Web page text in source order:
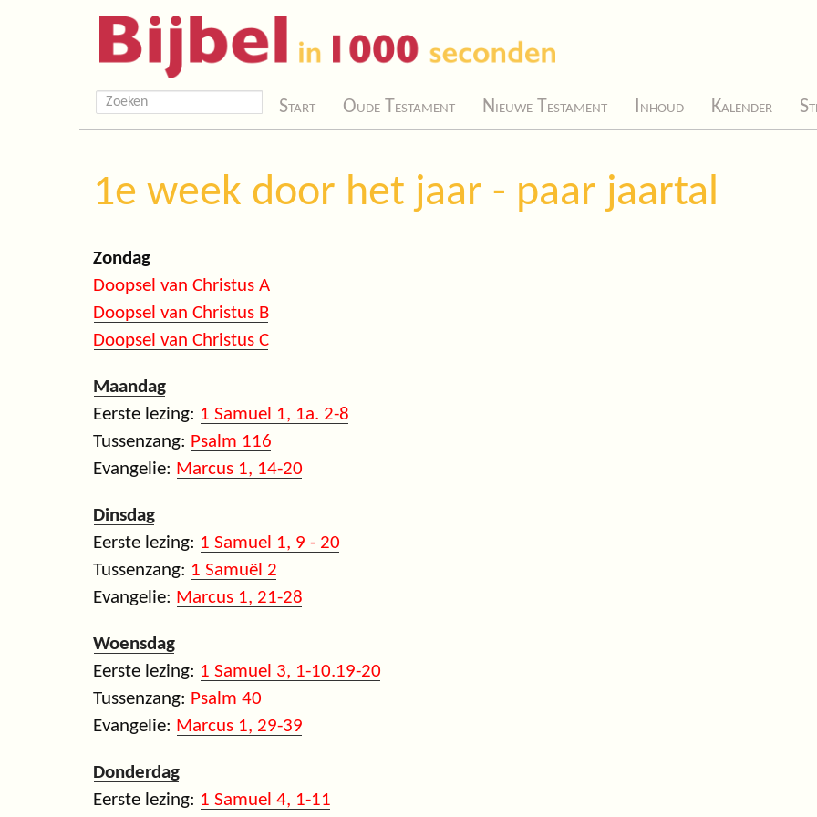
Start Oude Testament Nieuwe Testament Inhoud Kalender
1e week door het jaar - paar jaartal
Zondag
Doopsel van Christus A
Doopsel van Christus B
Doopsel van Christus C
Maandag
Eerste lezing: 1 Samuel 1, 1a. 2-8
Tussenzang: Psalm 116
Evangelie: Marcus 1, 14-20
Dinsdag
Eerste lezing: 1 Samuel 1, 9 - 20
Tussenzang: 1 Samuël 2
Evangelie: Marcus 1, 21-28
Woensdag
Eerste lezing: 1 Samuel 3, 1-10.19-20
Tussenzang: Psalm 40
Evangelie: Marcus 1, 29-39
Donderdag
Eerste lezing: 1 Samuel 4, 1-11